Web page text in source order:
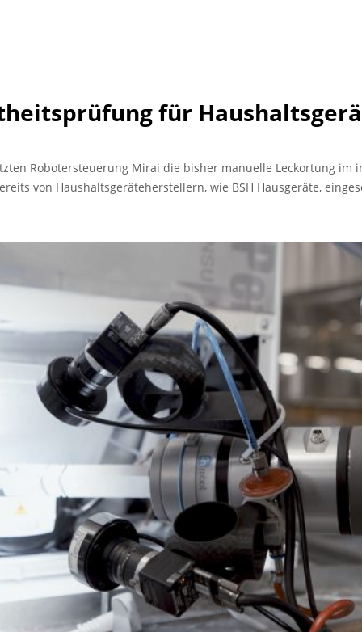
für
Robotersteuerung Mirai die bisher manuelle Leckortung im
von Haushaltsgeräteherstellern, wie BSH Hausgeräte,